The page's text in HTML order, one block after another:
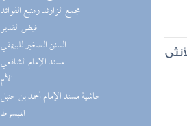
(8) مجمع الزاوئد ومنبع الفوائد
(7) فيض القدير
(7) السنن الصغير للبيهقي
(7) مسند الإمام الشافعي
(7) الأم
(6) حاشية مسند الإمام أحمد بن حنبل
(6) المبسوط